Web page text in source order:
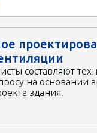
составляют
на основании
здания.